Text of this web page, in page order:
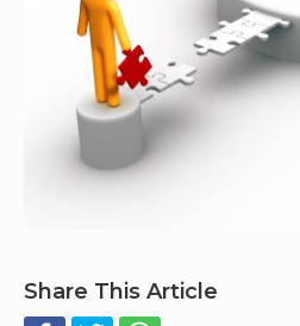
Share This Article